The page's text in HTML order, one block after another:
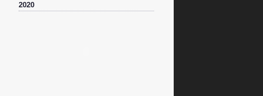
2020